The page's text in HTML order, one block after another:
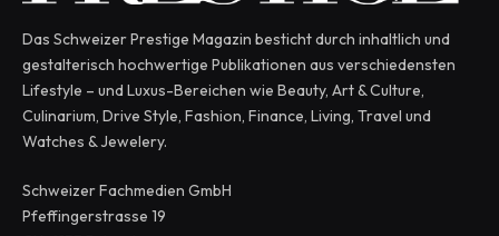
Das Schweizer Prestige Magazin besticht durch inhaltlich und
gestalterisch hochwertige Publikationen aus verschiedensten
Lifestyle – und Luxus-Bereichen wie Beauty, Art & Culture,
Culinarium, Drive Style, Fashion, Finance, Living, Travel und
Watches & Jewelery.
Schweizer Fachmedien GmbH
Pfeffingerstrasse 19